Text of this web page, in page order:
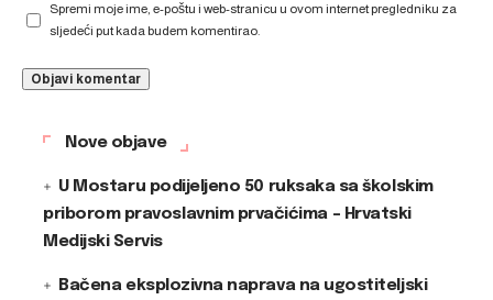
Spremi moje ime, e-poštu i web-stranicu u ovom internet pregledniku za
sljedeći put kada budem komentirao.
Nove objave
U Mostaru podijeljeno 50 ruksaka sa školskim
priborom pravoslavnim prvačićima – Hrvatski
Medijski Servis
Bačena eksplozivna naprava na ugostiteljski